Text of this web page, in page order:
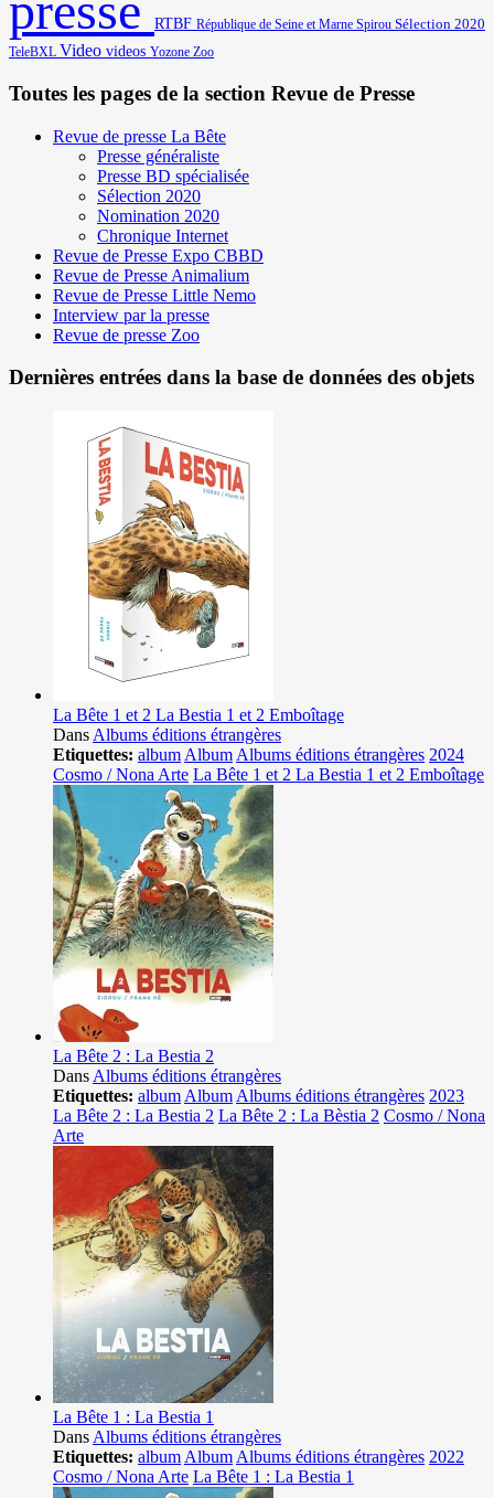
RTBF République de Seine et Marne Spirou Sélection 2020
TeleBXL Video videos Yozone Zoo
Toutes les pages de la section Revue de Presse
Revue de presse La Bête
Presse généraliste
Presse BD spécialisée
Sélection 2020
Nomination 2020
Chronique Internet
Revue de Presse Expo CBBD
Revue de Presse Animalium
Revue de Presse Little Nemo
Interview par la presse
Revue de presse Zoo
Dernières entrées dans la base de données des objets
La Bête 1 et 2 La Bestia 1 et 2 Emboîtage
Dans Albums éditions étrangères
Etiquettes: album Album Albums éditions étrangères 2024
Cosmo / Nona Arte La Bête 1 et 2 La Bestia 1 et 2 Emboîtage
La Bête 2 : La Bestia 2
Dans Albums éditions étrangères
Etiquettes: album Album Albums éditions étrangères 2023
La Bête 2 : La Bestia 2 La Bête 2 : La Bèstia 2 Cosmo / Nona
Arte
La Bête 1 : La Bestia 1
Dans Albums éditions étrangères
Etiquettes: album Album Albums éditions étrangères 2022
Cosmo / Nona Arte La Bête 1 : La Bestia 1